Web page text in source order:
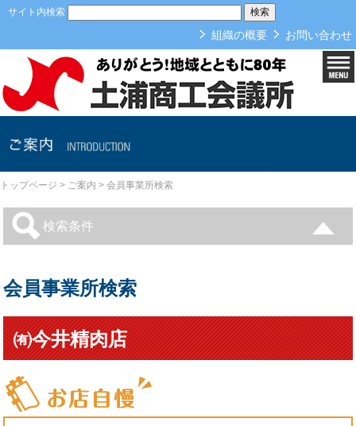
本文へ
サイト内検索
組織の概要 お問い合わせ
ご案内
トップページ > ご案内 > 会員事業所検索
検索条件
会員事業所検索
㈲今井精肉店